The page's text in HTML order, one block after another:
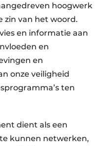
hoogwerk
zin van het woord.
en informatie aan
en
en
onze veiligheid
ten
dient als een
kunnen netwerken,